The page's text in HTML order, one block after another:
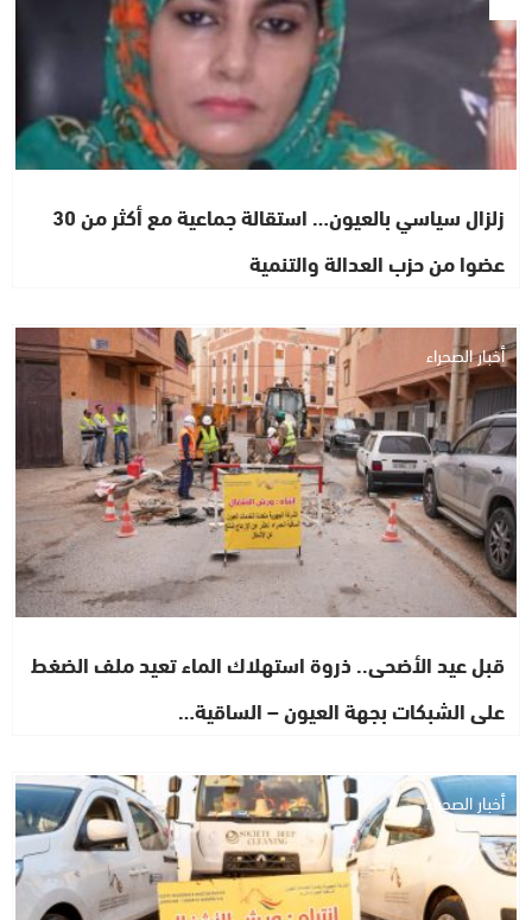
زلزال سياسي بالعيون… استقالة جماعية مع أكثر من 30
عضوا من حزب العدالة والتنمية
أخبار الصحراء
قبل عيد الأضحى.. ذروة استهلاك الماء تعيد ملف الضغط
على الشبكات بجهة العيون – الساقية…
أخبار الصحراء